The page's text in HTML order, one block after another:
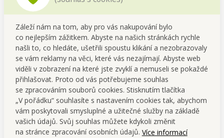
Záleží nám na tom, aby pro vás nakupování bylo
co nejlepším zážitkem. Abyste na našich stránkách rychle
našli to, co hledáte, ušetřili spoustu klikání a nezobrazovaly
se vám reklamy na věci, které vás nezajímají. Abyste web
viděli v zobrazení na které jste zvyklí a nemuseli se pokaždé
přihlašovat. Proto od vás potřebujeme souhlas
se zpracováním souborů cookies. Stisknutím tlačítka
„V pořádku“ souhlasíte s nastavením cookies tak, abychom
vám poskytovali smysluplné a užitečné služby na základě
vašich údajů. Svůj souhlas můžete kdykoli změnit
na stránce zpracování osobních údajů. Více informací
Instrukce použití
Nalej do toaletyplnou konvici horké vody(zvýší účinek).
Vhoď tabletu – nech působitnejlépe přes noc.
Případně ponoř i WC štětku – vyčistí se spolu s mísou.
Dočisti kartáčem a spláchni.Hotovo bez námahy! ✅